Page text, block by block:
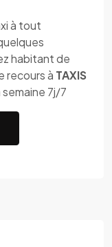
à tout
habitant de
recours à TAXIS
7j/7